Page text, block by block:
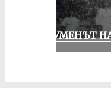
ШОУМЕНЪТ